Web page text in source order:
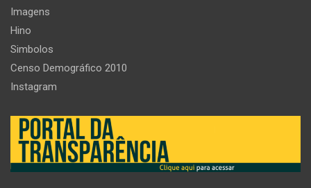
Imagens
Hino
Simbolos
Censo Demográfico 2010
Instagram